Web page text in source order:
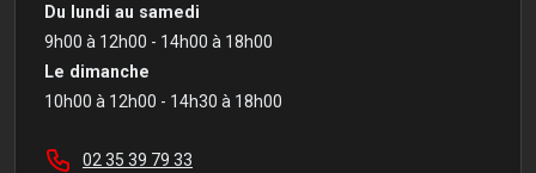
Du lundi au samedi
9h00 à 12h00 - 14h00 à 18h00
Le dimanche
10h00 à 12h00 - 14h30 à 18h00
02 35 39 79 33